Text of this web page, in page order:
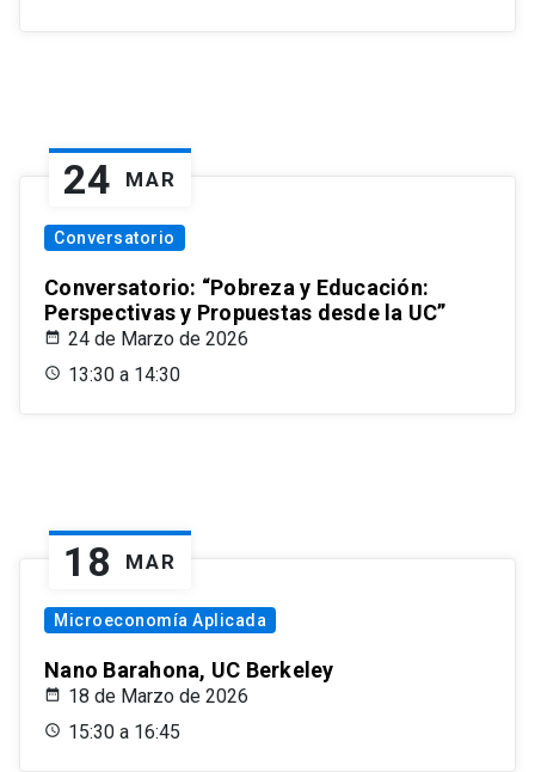
24 MAR
Conversatorio
Conversatorio: “Pobreza y Educación:
Perspectivas y Propuestas desde la UC”
24 de Marzo de 2026
13:30 a 14:30
18 MAR
Microeconomía Aplicada
Nano Barahona, UC Berkeley
18 de Marzo de 2026
15:30 a 16:45